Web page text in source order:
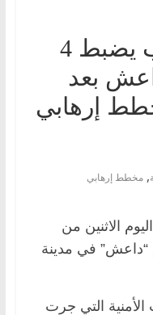
خلية طنجة| المغرب يضبط 4
بعد
إرهابي
, مخطط إرهابي
الاثنين من
“داعش” في مدينة
الأمنية التي جرت